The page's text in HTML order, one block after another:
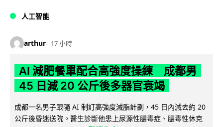
人工智能
arthur 17 小時
AI 減肥餐單配合高強度操練 成都男
45 日減 20 公斤後多器官衰竭
成都一名男子跟隨 AI 制訂高強度減脂計劃，45 日內減去約 20
公斤後昏迷送院。醫生診斷他患上尿源性膿毒症、膿毒性休克